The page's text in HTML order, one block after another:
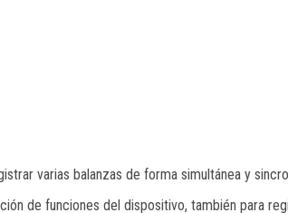
varias balanzas de forma simultánea y
de funciones del dispositivo, también para